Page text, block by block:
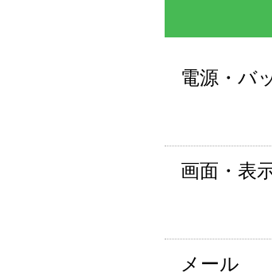
電源・バ
画面・表
メール